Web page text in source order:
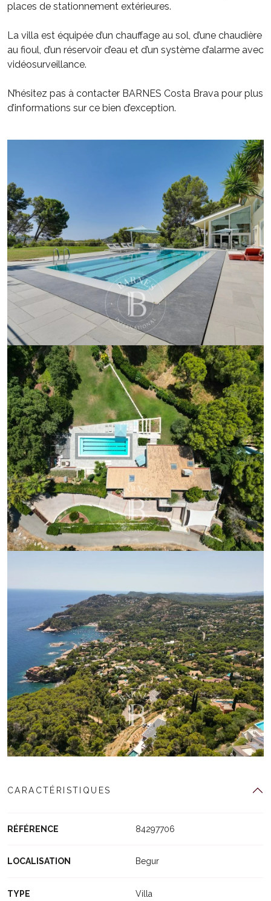
places de stationnement extérieures.
La villa est équipée d’un chauffage au sol, d’une chaudière
au fioul, d’un réservoir d’eau et d’un système d’alarme avec
vidéosurveillance.
N’hésitez pas à contacter BARNES Costa Brava pour plus
d’informations sur ce bien d’exception.
CARACTÉRISTIQUES
RÉFÉRENCE 84297706
LOCALISATION Begur
TYPE Villa